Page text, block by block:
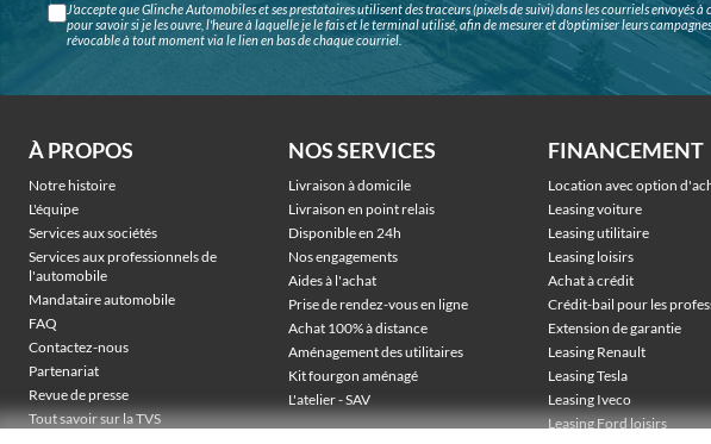
J'accepte que Glinche Automobiles et ses prestataires utilisent des traceurs (pixels de suivi) dans les courriels envoyés à
pour savoir si je les ouvre, l'heure à laquelle je le fais et le terminal utilisé, afin de mesurer et d'optimiser leurs
révocable à tout moment via le lien en bas de chaque courriel.
À PROPOS
Notre histoire
L'équipe
Services aux sociétés
Services aux professionnels de
l'automobile
Mandataire automobile
FAQ
Contactez-nous
Partenariat
Revue de presse
Tout savoir sur la TVS
NOS SERVICES
Livraison à domicile
Livraison en point relais
Disponible en 24h
Nos engagements
Aides à l'achat
Prise de rendez-vous en ligne
Achat 100% à distance
Aménagement des utilitaires
Kit fourgon aménagé
L'atelier - SAV
FINANCEMENT
Location avec option
Leasing voiture
Leasing utilitaire
Leasing loisirs
Achat à crédit
Crédit-bail pour les
Extension de garantie
Leasing Renault
Leasing Tesla
Leasing Iveco
Leasing Ford loisirs